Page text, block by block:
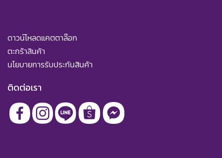
ดาวน์โหลดแคตตาล๊อก
ตะกร้าสินค้า
นโยบายการรับประกันสินค้า
ติดต่อเรา